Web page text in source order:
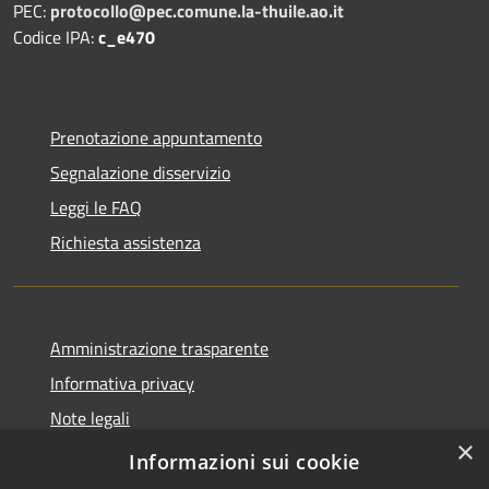
PEC: protocollo@pec.comune.la-thuile.ao.it
Codice IPA:c_e470
Prenotazione appuntamento
Segnalazione disservizio
Leggi le FAQ
Richiesta assistenza
Amministrazione trasparente
Informativa privacy
Note legali
Dichiarazione di accessibilità
×
Informazioni sui cookie